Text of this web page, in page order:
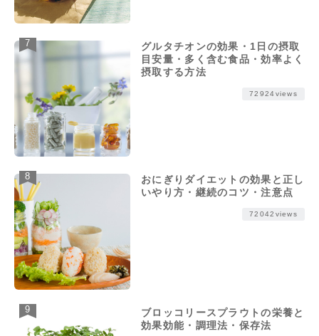
グルタチオンの効果・1日の摂取
目安量・多く含む食品・効率よく
摂取する方法
72924views
おにぎりダイエットの効果と正し
いやり方・継続のコツ・注意点
72042views
ブロッコリースプラウトの栄養と
効果効能・調理法・保存法